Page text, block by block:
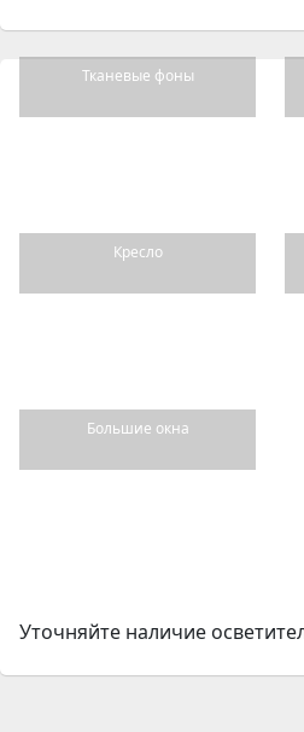
Тканевые фоны
Кресло
Большие окна
Уточняйте наличие